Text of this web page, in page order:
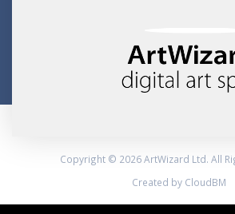
Copyright © 2026 ArtWizard Ltd. All
Created by CloudBM